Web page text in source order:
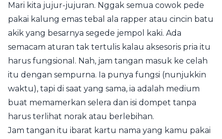
Mari kita jujur-jujuran. Nggak semua cowok pede
pakai kalung emas tebal ala rapper atau cincin batu
akik yang besarnya segede jempol kaki. Ada
semacam aturan tak tertulis kalau aksesoris pria itu
harus fungsional. Nah, jam tangan masuk ke celah
itu dengan sempurna. Ia punya fungsi (nunjukkin
waktu), tapi di saat yang sama, ia adalah medium
buat memamerkan selera dan isi dompet tanpa
harus terlihat norak atau berlebihan.
Jam tangan itu ibarat kartu nama yang kamu pakai